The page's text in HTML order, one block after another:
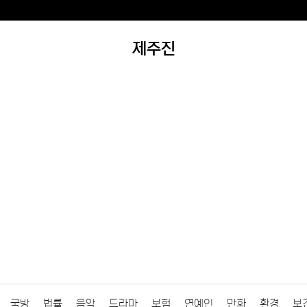
제주진
국방 법률 음악 드라마 보험 연예인 만화 환경 보